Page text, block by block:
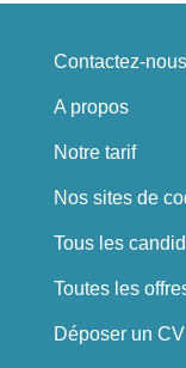
Contactez-nous
A propos
Notre tarif
Nos sites de
Tous les
Toutes les
Déposer un CV